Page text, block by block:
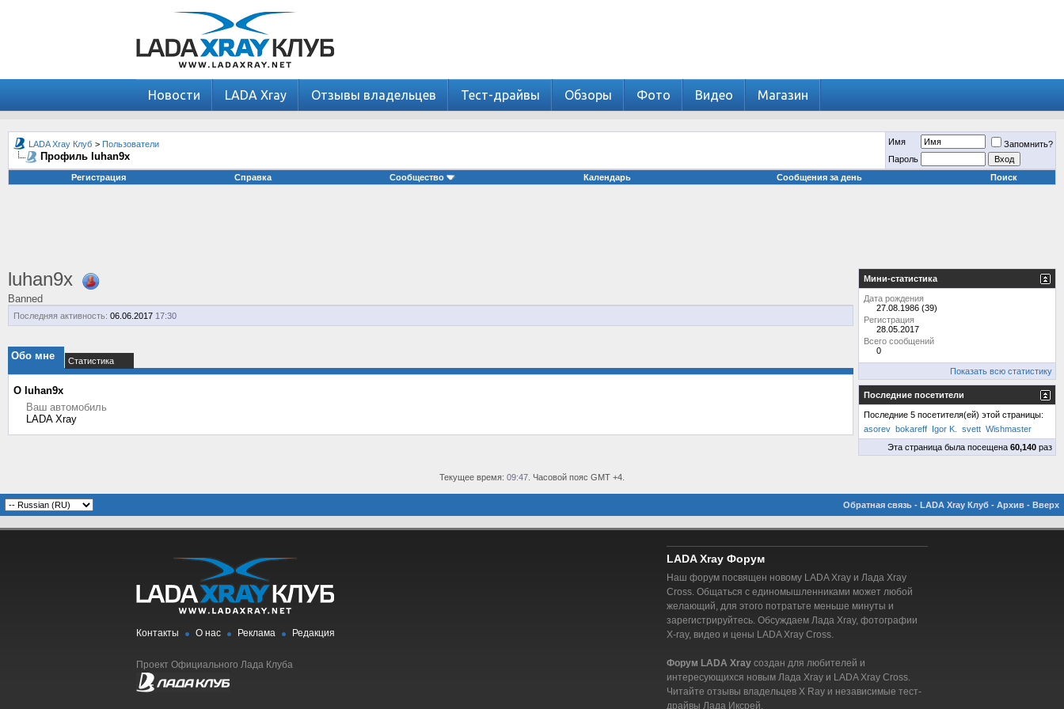
Новости LADA Xray Отзывы владельцев Тест-драйвы Обзоры Фото Видео Магазин
LADA Xray Клуб > Пользователи
Профиль luhan9x
Имя
Запомнить?
Пароль
Регистрация
Справка Сообщество Календарь Сообщения за день Поиск
luhan9x
Banned
Последняя активность: 06.06.2017 17:30
Обо мне Статистика
О luhan9x
Ваш автомобиль
LADA Xray
Мини-статистика
Дата рождения
27.08.1986 (39)
Регистрация
28.05.2017
Всего сообщений
0
Показать всю статистику
Последние посетители
Последние 5 посетителя(ей) этой страницы:
asorev bokareff Igor K. svett Wishmaster
Эта страница была посещена 60,140 раз
Текущее время: 09:47 . Часовой пояс GMT +4.
Обратная связь - LADA Xray Клуб - Архив - Вверх
Контакты О нас Реклама Редакция
Проект Официального Лада Клуба
LADA Xray Форум
Наш форум посвящен новому LADA Xray и Лада Xray
Cross. Общаться с единомышленниками может любой
желающий, для этого потратьте меньше минуты и
зарегистрируйтесь. Обсуждаем Лада Xray, фотографии
X-ray, видео и цены LADA Xray Cross.
Форум LADA Xray создан для любителей и
интересующихся новым Лада Xray и LADA Xray Cross.
Читайте отзывы владельцев X Ray и независимые тест-
драйвы Лада Иксрей.